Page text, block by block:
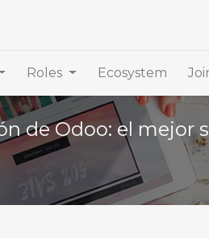
Roles Ecosystem
de Odoo: el mejor